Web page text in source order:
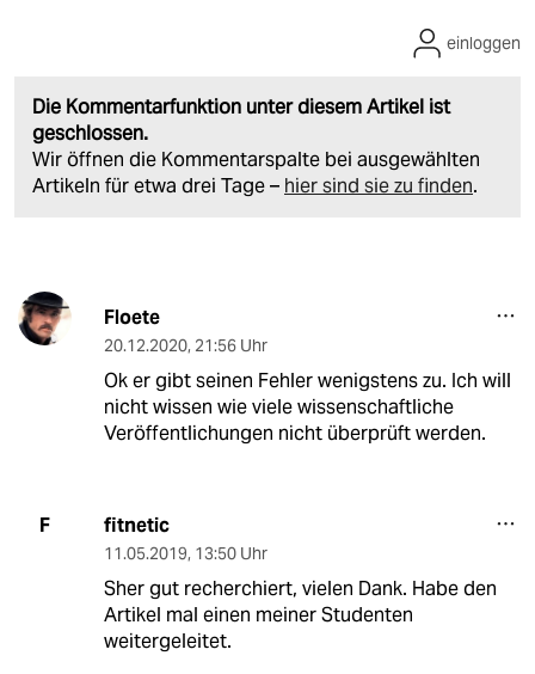
Die Kommentarfunktion unter diesem Artikel ist
geschlossen.
Wir öffnen die Kommentarspalte bei ausgewählten
Artikeln für etwa drei Tage – hier sind sie zu finden.
einloggen
Floete
20.12.2020, 21:56 Uhr
Ok er gibt seinen Fehler wenigstens zu. Ich will
nicht wissen wie viele wissenschaftliche
Veröffentlichungen nicht überprüft werden.
F fitnetic
11.05.2019, 13:50 Uhr
Sher gut recherchiert, vielen Dank. Habe den
Artikel mal einen meiner Studenten
weitergeleitet.